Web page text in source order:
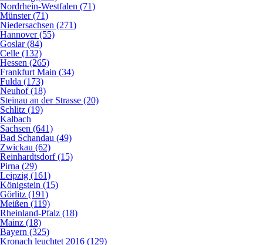
Nordrhein-Westfalen (71)
Münster (71)
Niedersachsen (271)
Hannover (55)
Goslar (84)
Celle (132)
Hessen (265)
Frankfurt Main (34)
Fulda (173)
Neuhof (18)
Steinau an der Strasse (20)
Schlitz (19)
Kalbach
Sachsen (641)
Bad Schandau (49)
Zwickau (62)
Reinhardtsdorf (15)
Pirna (29)
Leipzig (161)
Königstein (15)
Görlitz (191)
Meißen (119)
Rheinland-Pfalz (18)
Mainz (18)
Bayern (325)
Kronach leuchtet 2016 (129)